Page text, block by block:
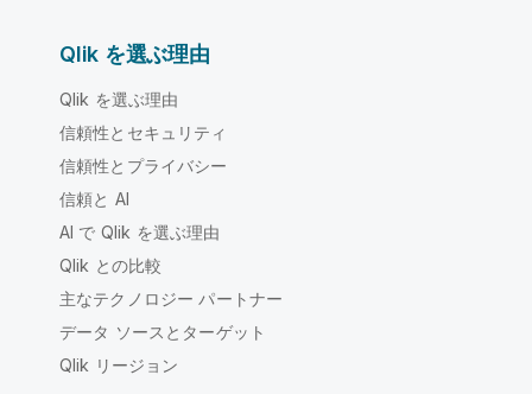
Qlik を選ぶ理由
Qlik を選ぶ理由
信頼性とセキュリティ
信頼性とプライバシー
信頼と AI
AI で Qlik を選ぶ理由
Qlik との比較
主なテクノロジー パートナー
データ ソースとターゲット
Qlik リージョン